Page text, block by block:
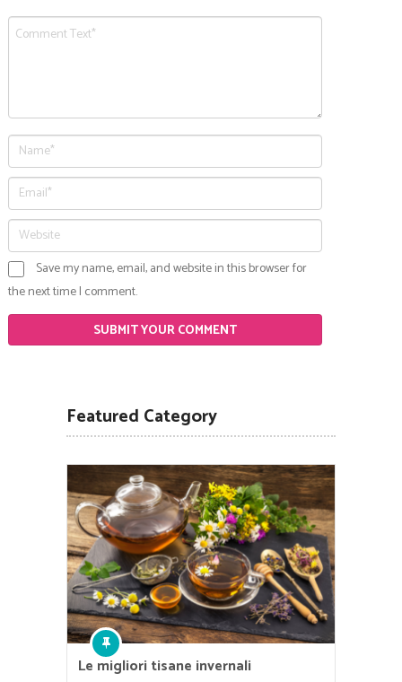
Save my name, email, and website in this browser for
the next time I comment.
Featured Category
Le migliori tisane invernali